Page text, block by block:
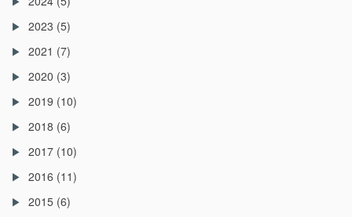
2023 (5)
2021 (7)
2020 (3)
2019 (10)
2018 (6)
2017 (10)
2016 (11)
2015 (6)